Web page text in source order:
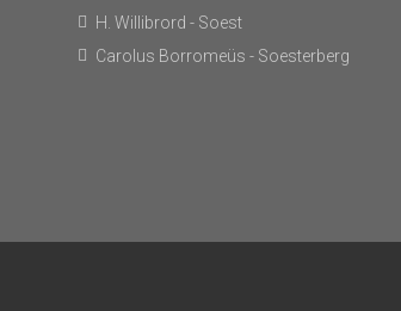
H. Willibrord - Soest
Carolus Borromeüs - Soesterberg